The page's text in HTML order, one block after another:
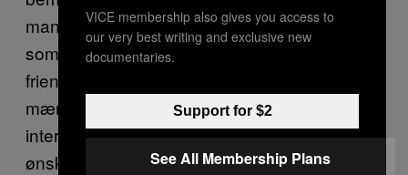
mandesyn. Men alt dette kan også fortolkes
som en ekstrem fetichering af “gay best
friend” fænomenet, der parrer homoseksuelle
mænd og heterokvinder grundet fælles
interesser. (Ingen homoseksuelle mænd
ønskede at kommentere på sagen.) På den
VICE membership also gives you access to
our very best writing and exclusive new
documentaries.
Support for $2
See All Membership Plans